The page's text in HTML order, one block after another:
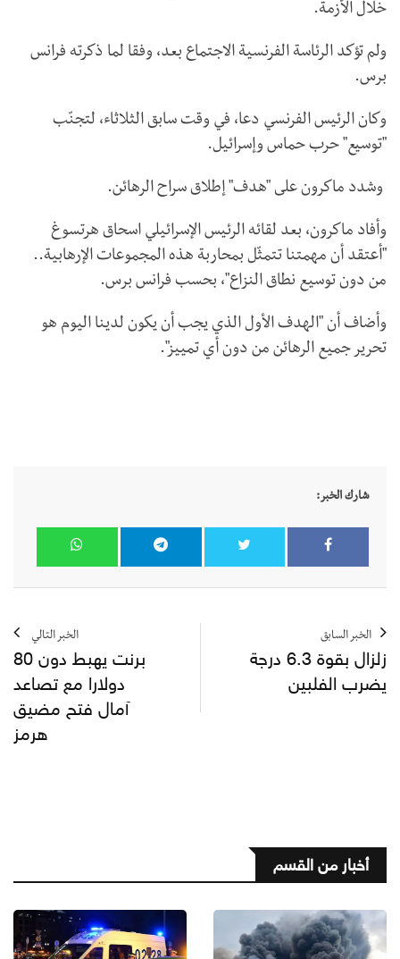
خلال الأزمة.
ولم تؤكد الرئاسة الفرنسية الاجتماع بعد، وفقا لما ذكرته فرانس
برس.
وكان الرئيس الفرنسي دعا، في وقت سابق الثلاثاء، لتجنّب
"توسيع" حرب حماس وإسرائيل.
وشدد ماكرون على "هدف" إطلاق سراح الرهائن.
وأفاد ماكرون، بعد لقائه الرئيس الإسرائيلي اسحاق هرتسوغ
"أعتقد أن مهمتنا تتمثّل بمحاربة هذه المجموعات الإرهابية..
من دون توسيع نطاق النزاع"، بحسب فرانس برس.
وأضاف أن "الهدف الأول الذي يجب أن يكون لدينا اليوم هو
تحرير جميع الرهائن من دون أي تمييز".
شارك الخبر:
الخبر السابق
زلزال بقوة 6.3 درجة
يضرب الفلبين
الخبر التالي
برنت يهبط دون 80
دولارا مع تصاعد
آمال فتح مضيق
هرمز
أخبار من القسم